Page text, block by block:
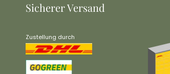
Sicherer Versand
Zustellung durch